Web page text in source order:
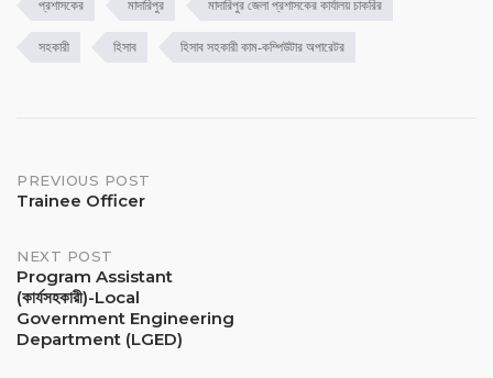
প্রশাসকের মাদারিপুর মাদারিপুর জেলা প্রশাসকের কার্যালয় চাকরির
সহকারী হিসাব হিসাব সহকারী কাম-কম্পিউটার অপারেটর
PREVIOUS POST
Trainee Officer
NEXT POST
Program Assistant
(কার্যসহকারী)-Local
Government Engineering
Department (LGED)